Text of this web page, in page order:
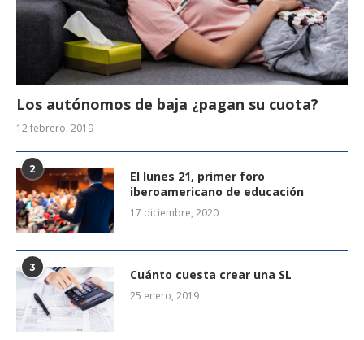
Los autónomos de baja ¿pagan su cuota?
12 febrero, 2019
2
El lunes 21, primer foro
iberoamericano de educación
17 diciembre, 2020
3 Cuánto cuesta crear una SL
25 enero, 2019